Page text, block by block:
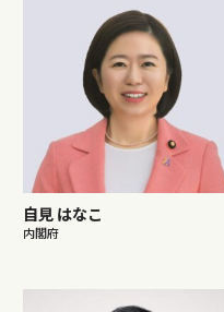
自見 はなこ
内閣府